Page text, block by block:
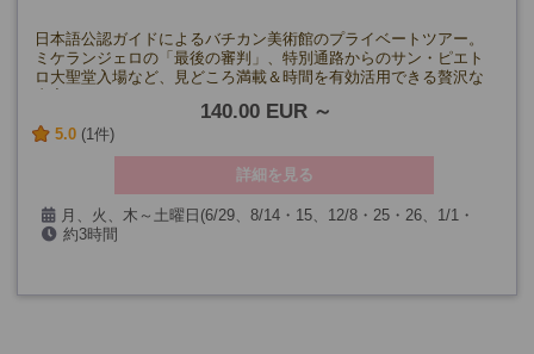
日本語公認ガイドによるバチカン美術館のプライベートツアー。
ミケランジェロの「最後の審判」、特別通路からのサン・ピエト
ロ大聖堂入場など、見どころ満載＆時間を有効活用できる贅沢な
140.00 EUR
5.0 (1件)
詳細を見る
月、火、木～土曜日(6/29、8/14・15、12/8・25・26、1/1・
6、2/11、3/19・26・27・29を除く)
約3時間